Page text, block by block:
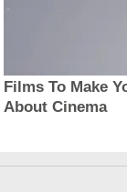
Films To Make
About Cinema